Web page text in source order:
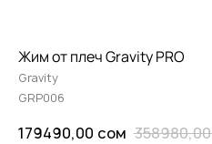
Жим от плеч Gravity PRO
Gravity
GRP006
179490,00 сом 358980,00